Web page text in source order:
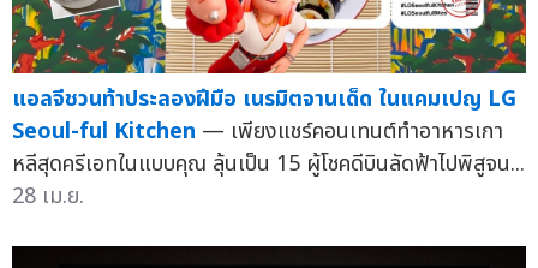
แอลจีชวนท้าประลองฝีมือ เนรมิตจานเด็ด ในแคมเปญ LG
Seoul-ful Kitchen — เพียงแชร์คอนเทนต์ทำอาหารเกา
หลีสุดครีเอทในแบบคุณ ลุ้นเป็น 15 ผู้โชคดีบินลัดฟ้าไปพิสูจน...
28 เม.ย.